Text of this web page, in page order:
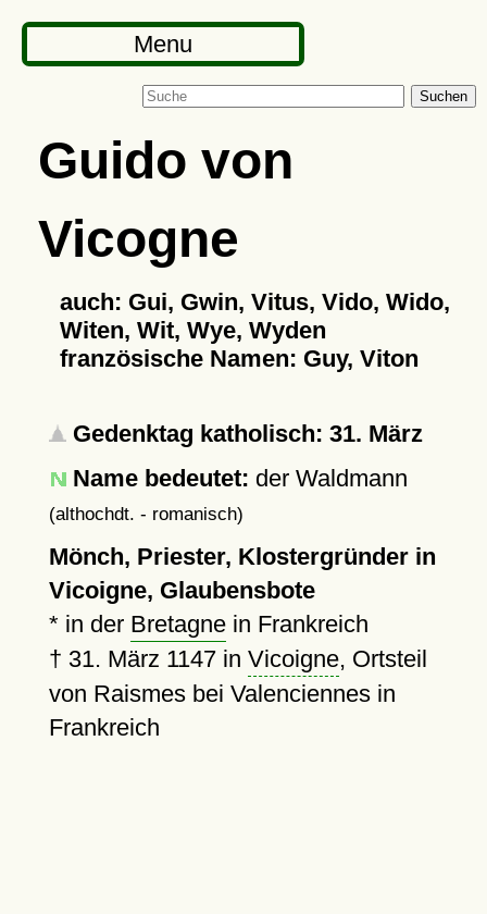
Menu
Suchen
Guido von
Vicogne
auch: Gui, Gwin, Vitus, Vido, Wido,
Witen, Wit, Wye, Wyden
französische Namen: Guy, Viton
Gedenktag katholisch: 31. März
Name bedeutet: der Waldmann
(althochdt. - romanisch)
Mönch, Priester, Klostergründer in
Vicoigne, Glaubensbote
* in der Bretagnein Frankreich
† 31. März 1147in Vicoigne, Ortsteil
von Raismes bei Valenciennes in
Frankreich